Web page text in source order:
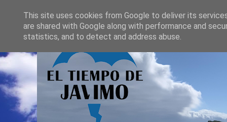
This site uses cookies from Google to deliver its
are shared with Google along with performance and
statistics, and to detect and address abuse.